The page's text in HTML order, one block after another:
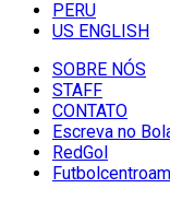
PERU
US ENGLISH
SOBRE NÓS
STAFF
CONTATO
Escreva no
RedGol